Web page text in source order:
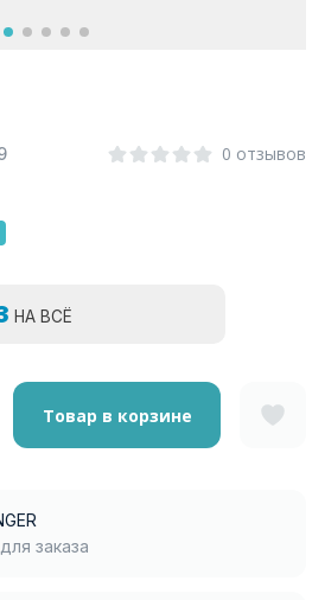
0 отзывов
НА ВСЁ
Товар в корзине
заказа